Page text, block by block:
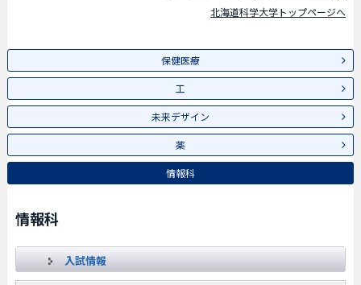
北海道科学大学トップページへ
保健医療
工
未来デザイン
薬
情報科
情報科
入試情報